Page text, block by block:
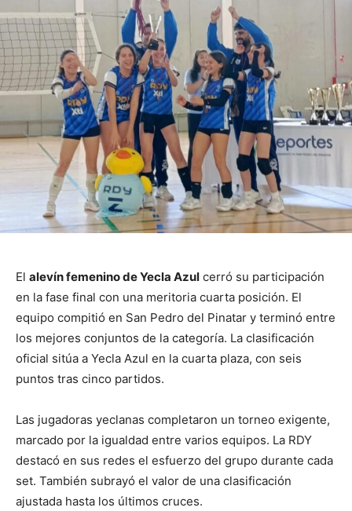
El alevín femenino de Yecla Azul cerró su participación
en la fase final con una meritoria cuarta posición. El
equipo compitió en San Pedro del Pinatar y terminó entre
los mejores conjuntos de la categoría. La clasificación
oficial sitúa a Yecla Azul en la cuarta plaza, con seis
puntos tras cinco partidos.
Las jugadoras yeclanas completaron un torneo exigente,
marcado por la igualdad entre varios equipos. La RDY
destacó en sus redes el esfuerzo del grupo durante cada
set. También subrayó el valor de una clasificación
ajustada hasta los últimos cruces.